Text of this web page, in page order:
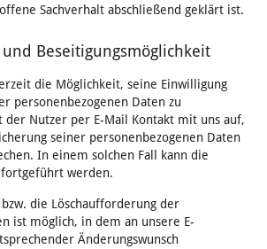
Sachverhalt abschließend geklärt ist.
Beseitigungsmöglichkeit
die Möglichkeit, seine Einwilligung
personenbezogenen Daten zu
Nutzer per E-Mail Kontakt mit uns auf,
seiner personenbezogenen Daten
In einem solchen Fall kann die
werden.
die Löschaufforderung der
ist möglich, in dem an unsere E-
Änderungswunsch